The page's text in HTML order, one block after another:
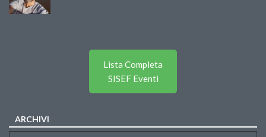
Lista Completa
SISEF Eventi
ARCHIVI